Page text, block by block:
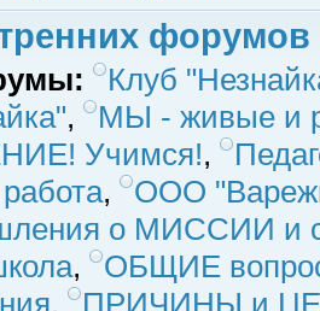
форумов
Клуб
,
МЫ - живые и
Учимся!,
,
ООО
о МИССИИ и
,
ОБЩИЕ
,
ПРИЧИНЫ и